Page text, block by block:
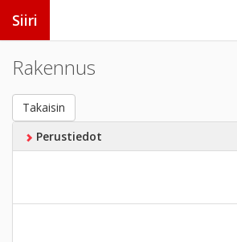
Siiri
Rakennus
Takaisin
Perustiedot